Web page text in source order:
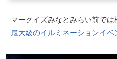
マークイズみなとみらい前で
最大級のイルミネーションイベ